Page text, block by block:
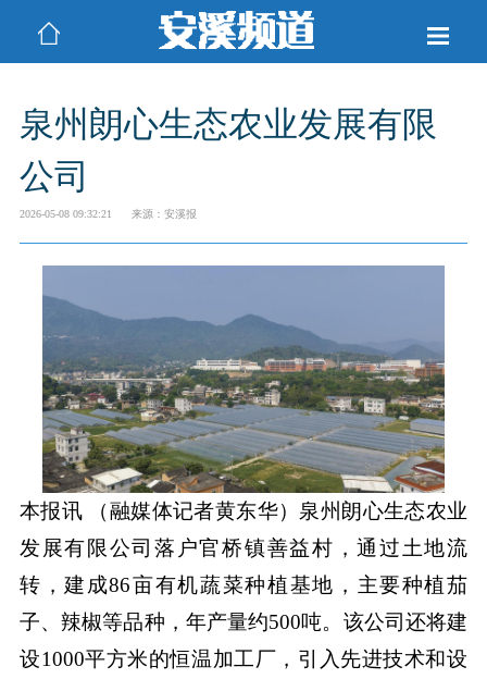
泉州朗心生态农业发展有限
公司
2026-05-08 09:32:21 来源：安溪报
本报讯 （融媒体记者黄东华）泉州朗心生态农业
发展有限公司落户官桥镇善益村，通过土地流
转，建成86亩有机蔬菜种植基地，主要种植茄
子、辣椒等品种，年产量约500吨。该公司还将建
设1000平方米的恒温加工厂，引入先进技术和设